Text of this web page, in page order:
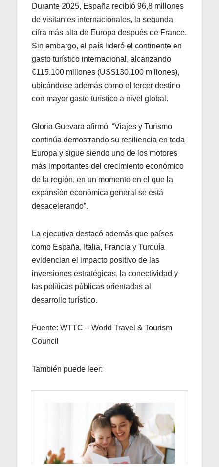
Durante 2025, España recibió 96,8 millones
de visitantes internacionales, la segunda
cifra más alta de Europa después de France.
Sin embargo, el país lideró el continente en
gasto turístico internacional, alcanzando
€115.100 millones (US$130.100 millones),
ubicándose además como el tercer destino
con mayor gasto turístico a nivel global.
Gloria Guevara afirmó: “Viajes y Turismo
continúa demostrando su resiliencia en toda
Europa y sigue siendo uno de los motores
más importantes del crecimiento económico
de la región, en un momento en el que la
expansión económica general se está
desacelerando”.
La ejecutiva destacó además que países
como España, Italia, Francia y Turquía
evidencian el impacto positivo de las
inversiones estratégicas, la conectividad y
las políticas públicas orientadas al
desarrollo turístico.
Fuente: WTTC – World Travel & Tourism
Council
También puede leer: